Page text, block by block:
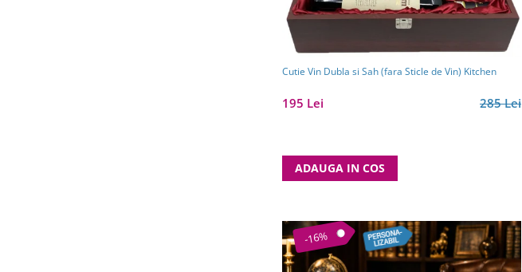
Cutie Vin Dubla si Sah (fara Sticle de Vin) Kitchen
285 Lei
195 Lei
ADAUGA IN COS
-16%